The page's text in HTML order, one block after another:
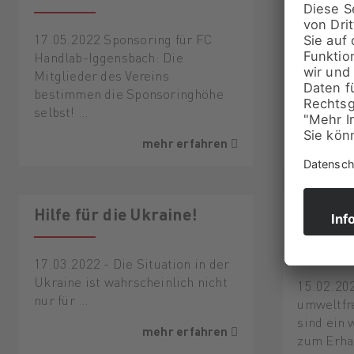
17.05.2022 Sponsoring für FC
Handlab-Iggensbach: Die
Mitglieder des Vereins
bestimmen die Sponsoringhöhe
selbst! …
mehr erfahren
Maier
Hilfe für die Ukraine!
17.03.2022 - Die Situation in der
Ukraine ist wahrscheinlich nicht
nur für …
mehr erfahren
Bei
schon
sind ein
zum